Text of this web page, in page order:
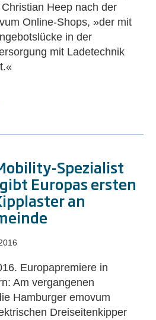
Heep nach der
Online-Shops, »der mit
in der
mit Ladetechnik
Spezialist
Europas ersten
an
Europapremiere in
Am vergangenen
Hamburger emovum
Dreiseitenkipper